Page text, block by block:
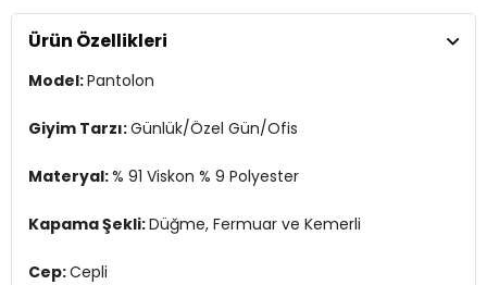
Bel:Yüksek Bel
Boy:Standart
Paça Tipi:Düz Paça
Menşei:
Türkiye
Ürün Özellikleri
Model:Pantolon
Giyim Tarzı:Günlük/Özel Gün/Ofis
Materyal:% 91 Viskon % 9 Polyester
Kapama Şekli:Düğme, Fermuar ve Kemerli
Cep:Cepli